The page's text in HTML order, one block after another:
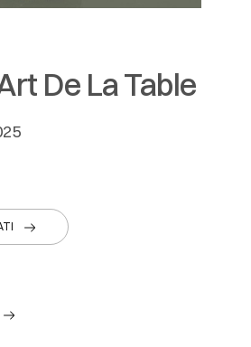
De La Table